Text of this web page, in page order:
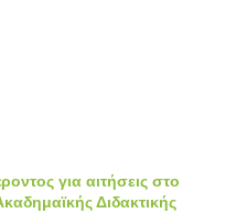
για αιτήσεις στο
Διδακτικής